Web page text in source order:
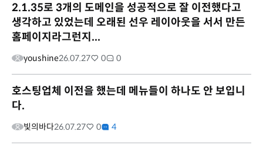
2.1.35로 3개의 도메인을 성공적으로 잘 이전했다고
생각하고 있었는데 오래된 선우 레이아웃을 서서 만든
홈페이지라그런지...
youshine26.07.27 0 0
호스팅업체 이전을 했는데 메뉴들이 하나도 안 보입니
다.
빛의바다26.07.27 0 4